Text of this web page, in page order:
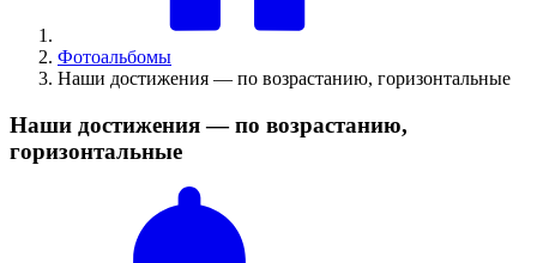
Фотоальбомы
Наши достижения — по возрастанию, горизонтальные
Наши достижения — по возрастанию,
горизонтальные